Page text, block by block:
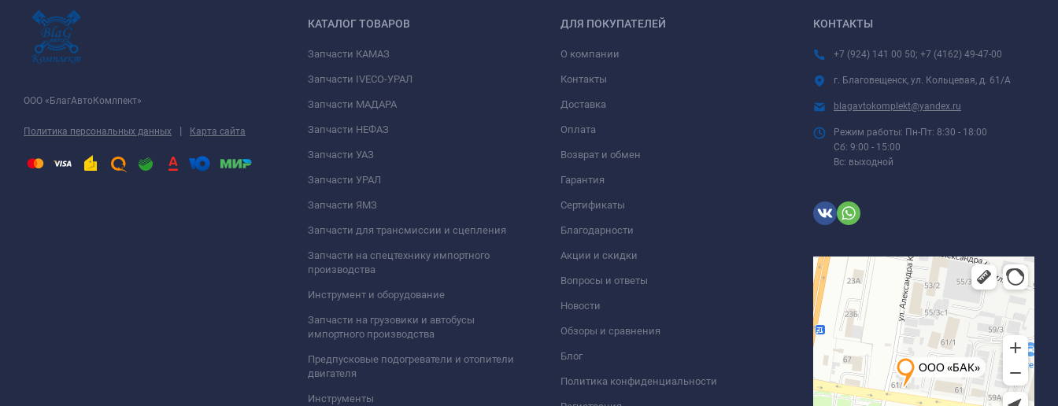
ООО «БлагАвтоКомлпект»
Политика персональных данных | Карта сайта
КАТАЛОГ ТОВАРОВ
Запчасти КАМАЗ
Запчасти IVECO-УРАЛ
Запчасти МАДАРА
Запчасти НЕФАЗ
Запчасти УАЗ
Запчасти УРАЛ
Запчасти ЯМЗ
Запчасти для трансмиссии и сцепления
Запчасти на спецтехнику импортного
производства
Инструмент и оборудование
Запчасти на грузовики и автобусы
импортного производства
Предпусковые подогреватели и отопители
двигателя
Инструменты
ДЛЯ ПОКУПАТЕЛЕЙ
О компании
Контакты
Доставка
Оплата
Возврат и обмен
Гарантия
Сертификаты
Благодарности
Акции и скидки
Вопросы и ответы
Новости
Обзоры и сравнения
Блог
Политика конфиденциальности
КОНТАКТЫ
+7 (924) 141 00 50; +7 (4162) 49-47-00
г. Благовещенск, ул. Кольцевая, д. 61/А
blagavtokomplekt@yandex.ru
Режим работы: Пн-Пт: 8:30 - 18:00
Сб: 9:00 - 15:00
Вс: выходной